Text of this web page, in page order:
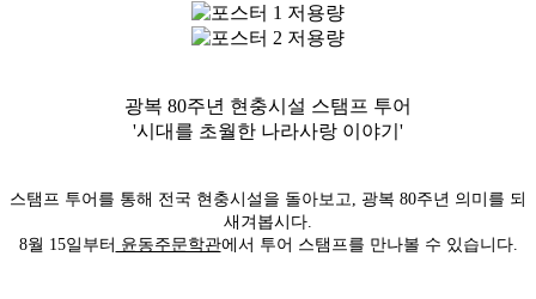
광복 80주년 현충시설 스탬프 투어
'시대를 초월한 나라사랑 이야기'
스탬프 투어를 통해 전국 현충시설을 돌아보고, 광복 80주년 의미를 되
새겨봅시다.
8월 15일부터 윤동주문학관에서 투어 스탬프를 만나볼 수 있습니다.